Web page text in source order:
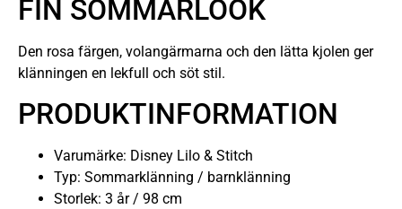
FIN SOMMARLOOK
Den rosa färgen, volangärmarna och den lätta kjolen ger
klänningen en lekfull och söt stil.
PRODUKTINFORMATION
Varumärke: Disney Lilo & Stitch
Typ: Sommarklänning / barnklänning
Storlek: 3 år / 98 cm